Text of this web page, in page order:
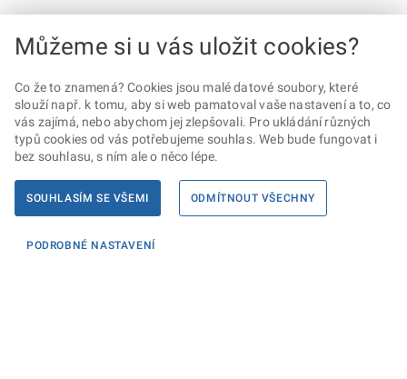
Můžeme si u vás uložit cookies?
Co že to znamená? Cookies jsou malé datové soubory, které
slouží např. k tomu, aby si web pamatoval vaše nastavení a to, co
vás zajímá, nebo abychom jej zlepšovali. Pro ukládání různých
typů cookies od vás potřebujeme souhlas. Web bude fungovat i
bez souhlasu, s ním ale o něco lépe.
SOUHLASÍM SE VŠEMI ODMÍTNOUT VŠECHNY
PODROBNÉ NASTAVENÍ